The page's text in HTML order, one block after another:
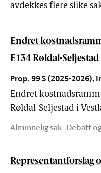
avdekkes flere slike
Endret
E134 Røldal-
Prop. 99 S (2025-2026),
Endret
Røldal-Seljestad i
Alminnelig sak | Debatt
Representantforslag